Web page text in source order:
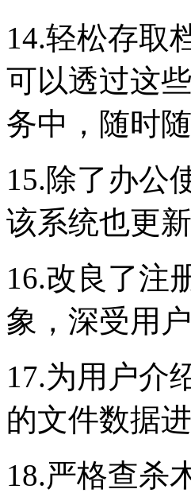
14.轻松存取
可以透过这
务中，随时
15.除了办公
该系统也更
16.改良了注
象，深受用户
17.为用户介
的文件数据
18.严格查杀